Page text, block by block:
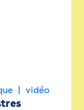
vidéo